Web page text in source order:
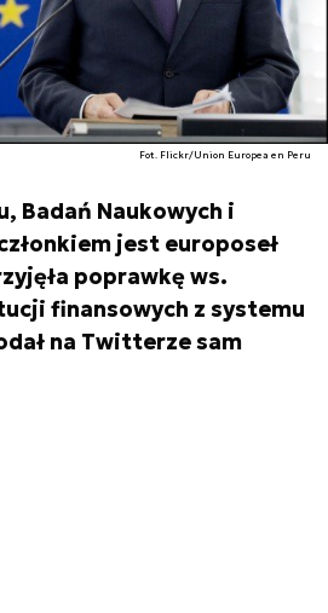
Fot. Flickr/Union Europea en Peru
Badań Naukowych i
jest europoseł
poprawkę ws.
finansowych z systemu
na Twitterze sam